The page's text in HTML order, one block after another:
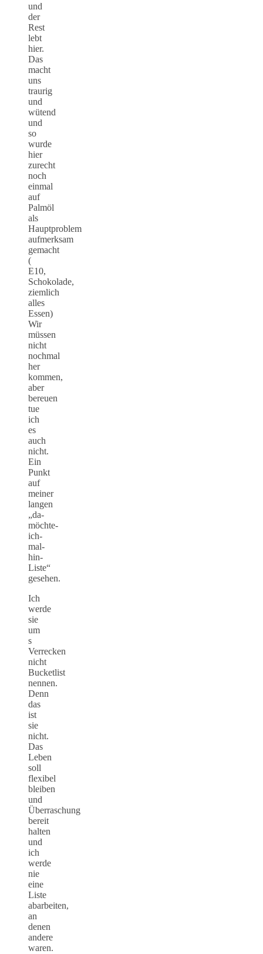
und
der
Rest
lebt
hier.
Das
macht
uns
traurig
und
wütend
und
so
wurde
hier
zurecht
noch
einmal
auf
Palmöl
als
Hauptproblem
aufmerksam
gemacht
(
E10,
Schokolade,
ziemlich
alles
Essen)
Wir
müssen
nicht
nochmal
her
kommen,
aber
bereuen
tue
ich
es
auch
nicht.
Ein
Punkt
auf
meiner
langen
„da-
möchte-
ich-
mal-
hin-
Liste“
gesehen.
Ich
werde
sie
um
s
Verrecken
nicht
Bucketlist
nennen.
Denn
das
ist
sie
nicht.
Das
Leben
soll
flexibel
bleiben
und
Überraschung
bereit
halten
und
ich
werde
nie
eine
Liste
abarbeiten,
an
denen
andere
waren.